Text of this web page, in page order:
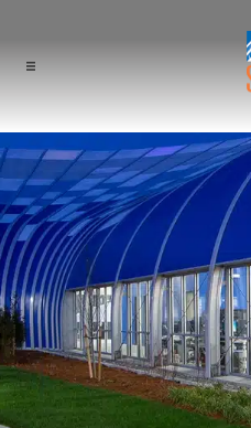
مجالات الاستخدام
المكونات
ميزة Sprung
المتخصصون
نبذة عن الشركة